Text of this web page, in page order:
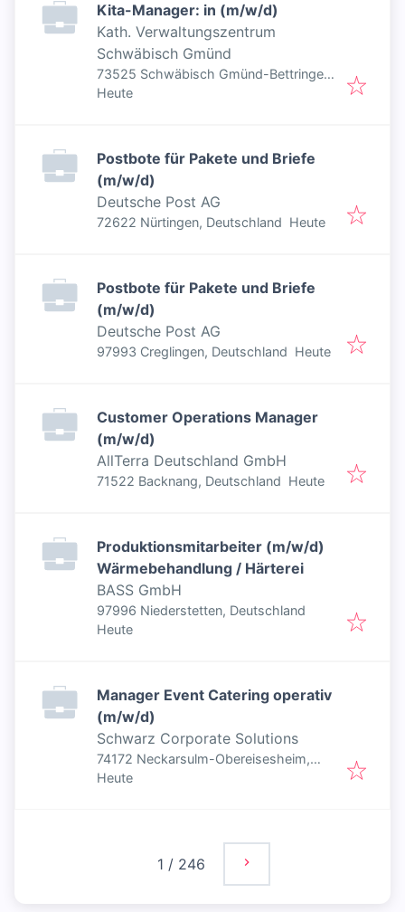
Kita-Manager: in (m/w/d)
Kath. Verwaltungszentrum
Schwäbisch Gmünd
73525 Schwäbisch Gmünd-Bettringen,
Deutschland
Veröffentlicht
Heute
Postbote für Pakete und Briefe
(m/w/d)
Deutsche Post AG
72622 Nürtingen, Deutschland Veröffentlicht
Heute
Postbote für Pakete und Briefe
(m/w/d)
Deutsche Post AG
97993 Creglingen, Deutschland Veröffentlicht
Heute
Customer Operations Manager
(m/w/d)
AllTerra Deutschland GmbH
71522 Backnang, Deutschland Veröffentlicht
Heute
Produktionsmitarbeiter (m/w/d)
Wärmebehandlung / Härterei
BASS GmbH
97996 Niederstetten, Deutschland
Veröffentlicht
Heute
Manager Event Catering operativ
(m/w/d)
Schwarz Corporate Solutions
74172 Neckarsulm-Obereisesheim,
Deutschland
Veröffentlicht
Heute
1 / 246